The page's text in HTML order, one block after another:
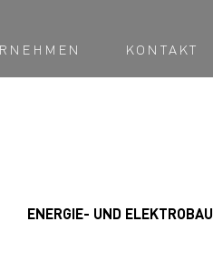
KONTAKT
ENERGIE- UND ELEKTROBAU